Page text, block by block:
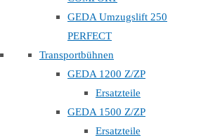
GEDA Umzugslift 250
PERFECT
Transportbühnen
GEDA 1200 Z/ZP
Ersatzteile
GEDA 1500 Z/ZP
Ersatzteile